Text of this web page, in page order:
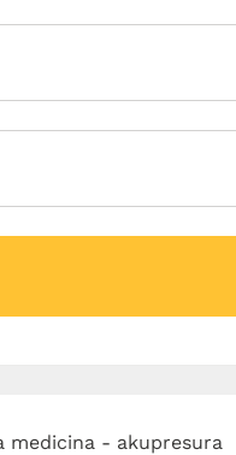
medicina - akupresura